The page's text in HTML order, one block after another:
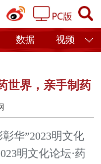
数据 视频
世界，亲手制药
华”2023明文化
明文化论坛·药